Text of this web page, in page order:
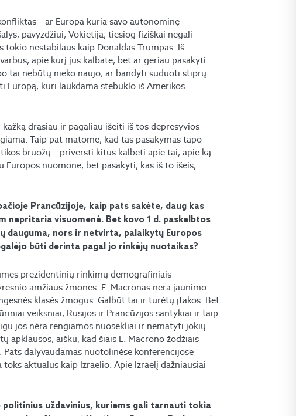
– ar Europa kuria savo autonominę
pavyzdžiui, Vokietija, tiesiog fiziškai negali
nestabilaus kaip Donaldas Trumpas. Iš
apie kurį jūs kalbate, bet ar geriau pasakyti
tai nebūtų nieko naujo, ar bandyti suduoti stiprų
Europą, kuri laukdama stebuklo iš Amerikos
drąsiau ir pagaliau išeiti iš tos depresyvios
Taip pat matome, kad tas pasakymas tapo
bruožų – priversti kitus kalbėti apie tai, apie ką
nuomone, bet pasakyti, kas iš to išeis,
Prancūzijoje, kaip pats sakėte, daug kas
nepritaria visuomenė. Bet kovo 1 d. paskelbtos
dauguma, nors ir netvirta, palaikytų Europos
būti derinta pagal jo rinkėjų nuotaikas?
prezidentinių rinkimų demografiniais
amžiaus žmonės. E. Macronas nėra jaunimo
klasės žmogus. Galbūt tai ir turėtų įtakos. Bet
veiksniai, Rusijos ir Prancūzijos santykiai ir taip
jos nėra rengiamos nuosekliai ir nematyti jokių
apklausos, aišku, kad šiais E. Macrono žodžiais
dalyvaudamas nuotolinėse konferencijose
aktualus kaip Izraelio. Apie Izraelį dažniausiai
politinius uždavinius, kuriems gali tarnauti tokia